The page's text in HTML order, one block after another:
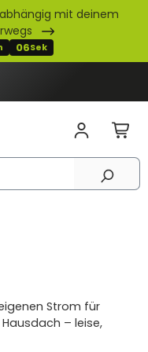
mit deinem
06Sek
Strom für
– leise,
Schocks bei